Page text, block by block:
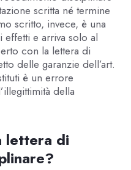
scritta né termine
scritto, invece, è una
effetti e arriva solo al
con la lettera di
delle garanzie dell’art.
è un errore
della
lettera di